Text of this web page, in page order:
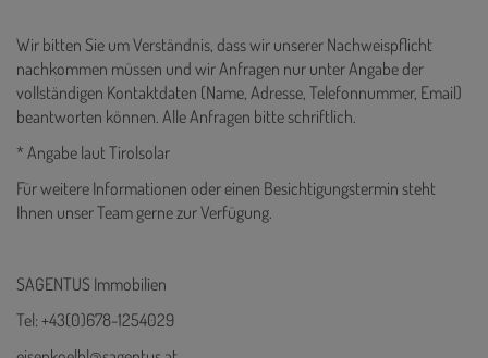
Wir bitten Sie um Verständnis, dass wir unserer Nachweispflicht
nachkommen müssen und wir Anfragen nur unter Angabe der
vollständigen Kontaktdaten (Name, Adresse, Telefonnummer, Email)
beantworten können. Alle Anfragen bitte schriftlich.
* Angabe laut Tirolsolar
Für weitere Informationen oder einen Besichtigungstermin steht
Ihnen unser Team gerne zur Verfügung.
SAGENTUS Immobilien
Tel: +43(0)678-1254029